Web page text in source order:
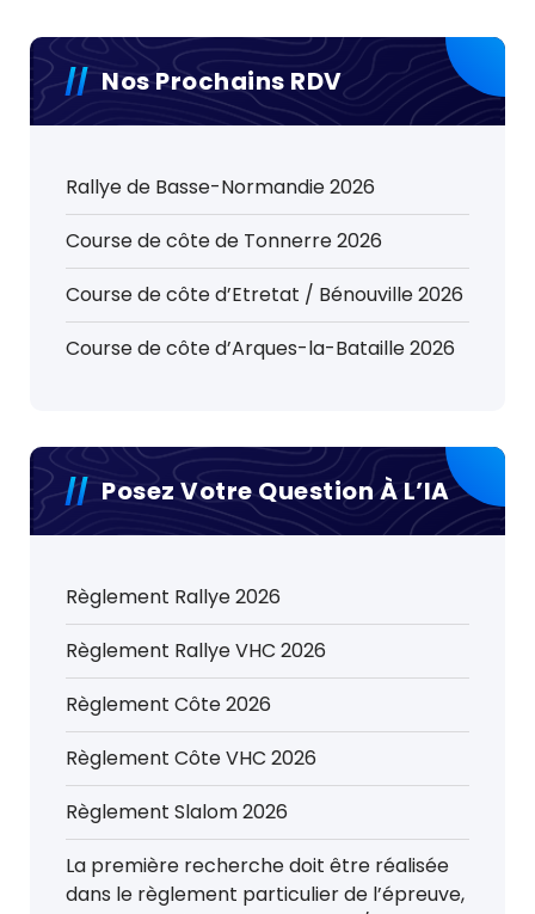
Nos Prochains RDV
Rallye de Basse-Normandie 2026
Course de côte de Tonnerre 2026
Course de côte d’Etretat / Bénouville 2026
Course de côte d’Arques-la-Bataille 2026
Posez Votre Question À L’IA
Règlement Rallye 2026
Règlement Rallye VHC 2026
Règlement Côte 2026
Règlement Côte VHC 2026
Règlement Slalom 2026
La première recherche doit être réalisée
dans le règlement particulier de l’épreuve,